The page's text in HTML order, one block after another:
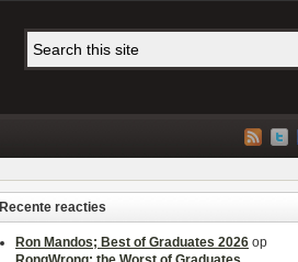
Recente reacties
Ron Mandos; Best of Graduates 2026 op